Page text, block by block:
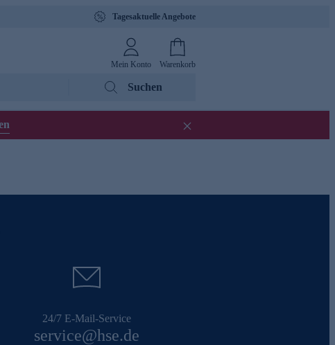
Tagesaktuelle Angebote
Mein Konto Warenkorb
Suchen
24/7 E-Mail-Service
service@hse.de